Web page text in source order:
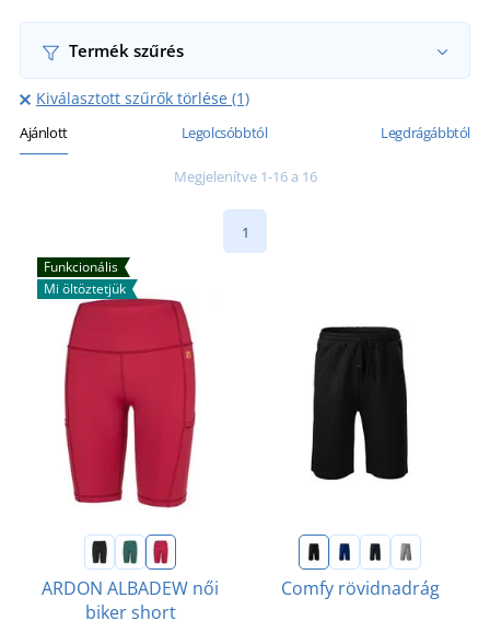
Termék szűrés
Kiválasztott szűrők törlése (1)
Ajánlott Legolcsóbbtól Legdrágábbtól
Megjelenítve 1-16 a 16
1
Funkcionális
Mi öltöztetjük
ARDON ALBADEW női
biker short
Comfy rövidnadrág